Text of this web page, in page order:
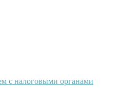
с налоговыми органами